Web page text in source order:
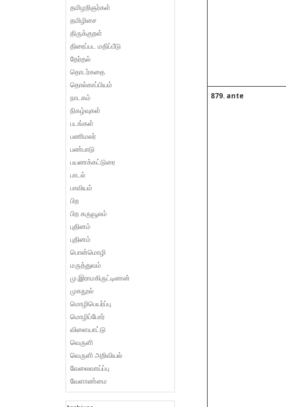
879. ante
தமிழறிஞர்கள்
தமிழிசை
திருக்குறள்
திரைப்பட மதிப்பீடு
தேர்தல்
தொடர்கதை
தொல்காப்பியம்
நாடகம்
நிகழ்வுகள்
படங்கள்
பணிமலர்
பண்பாடு
பயணக்கட்டுரை
பாடல்
பாவியம்
பிற
பிற கருவூலம்
புதினம்
புதினம்
பொன்மொழி
மருத்துவம்
மு.இராமகிருட்டிணன்
முகநூல்
மொழிபெயர்ப்பு
மொழிப்போர்
விளையாட்டு
வெருளி
வெருளி அறிவியல்
வேலைவாய்ப்பு
வேளாண்மை